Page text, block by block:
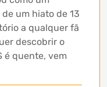
um hiato de 13
a qualquer fã
descobrir o
é quente, vem